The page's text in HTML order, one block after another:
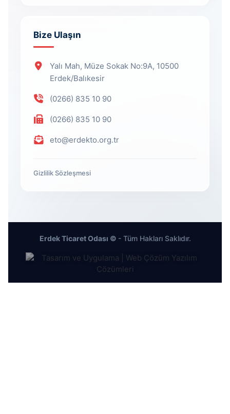
Bize Ulaşın
Yalı Mah, Müze Sokak No:9A, 10500
Erdek/Balıkesir
(0266) 835 10 90
(0266) 835 10 90
eto@erdekto.org.tr
Gizlilik Sözleşmesi
Erdek Ticaret Odası © - Tüm Hakları Saklıdır.